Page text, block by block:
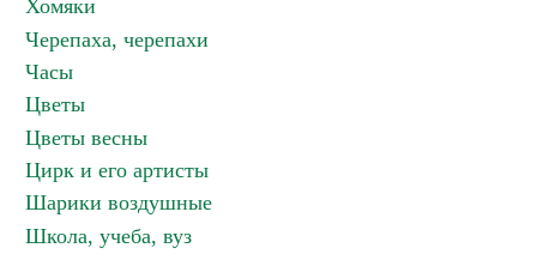
Хомяки
Черепаха, черепахи
Часы
Цветы
Цветы весны
Цирк и его артисты
Шарики воздушные
Школа, учеба, вуз